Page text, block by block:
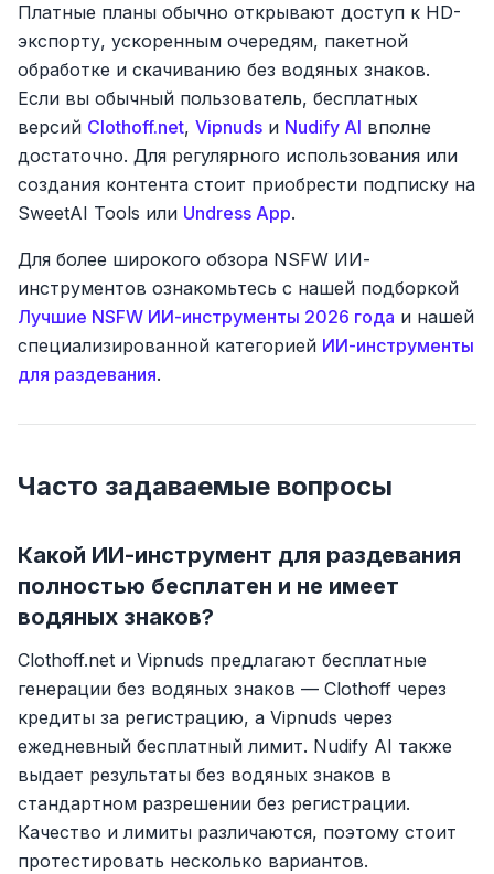
Платные планы обычно открывают доступ к HD-
экспорту, ускоренным очередям, пакетной
обработке и скачиванию без водяных знаков.
Если вы обычный пользователь, бесплатных
версий Clothoff.net, Vipnuds и Nudify AI вполне
достаточно. Для регулярного использования или
создания контента стоит приобрести подписку на
SweetAI Tools или Undress App.
Для более широкого обзора NSFW ИИ-
инструментов ознакомьтесь с нашей подборкой
Лучшие NSFW ИИ-инструменты 2026 года и нашей
специализированной категорией ИИ-инструменты
для раздевания.
Часто задаваемые вопросы
Какой ИИ-инструмент для раздевания
полностью бесплатен и не имеет
водяных знаков?
Clothoff.net и Vipnuds предлагают бесплатные
генерации без водяных знаков — Clothoff через
кредиты за регистрацию, а Vipnuds через
ежедневный бесплатный лимит. Nudify AI также
выдает результаты без водяных знаков в
стандартном разрешении без регистрации.
Качество и лимиты различаются, поэтому стоит
протестировать несколько вариантов.